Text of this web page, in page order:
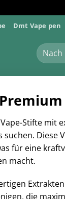
Dmt Vape pen
Stifte mit
Diese
für eine
macht.
die